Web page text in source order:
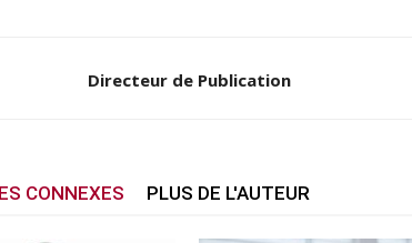
Directeur de Publication
CONNEXES PLUS DE L'AUTEUR